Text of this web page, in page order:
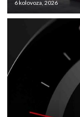
6 kolovoza, 2026